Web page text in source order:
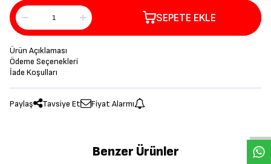
SEPETE EKLE
Ürün Açıklaması
Ödeme Seçenekleri
İade Koşulları
Paylaş Tavsiye Et Fiyat Alarmı
Benzer Ürünler